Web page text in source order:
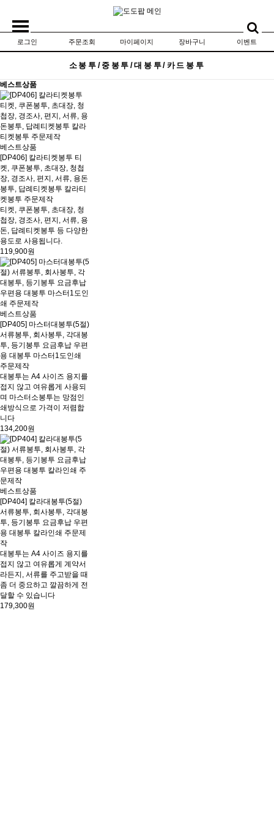
로그인 주문조회 마이페이지 장바구니 이벤트
소봉투/중봉투/대봉투/카드봉투
베스트상품
베스트상품
[DP406] 칼라티켓봉투 티
켓, 쿠폰봉투, 초대장, 청첩
장, 경조사, 편지, 서류, 용돈
봉투, 답례티켓봉투 칼라티
켓봉투 주문제작
티켓, 쿠폰봉투, 초대장, 청
첩장, 경조사, 편지, 서류, 용
돈, 답례티켓봉투 등 다양한
용도로 사용됩니다.
119,900원
베스트상품
[DP405] 마스터대봉투(5절)
서류봉투, 회사봉투, 각대봉
투, 등기봉투 요금후납 우편
용 대봉투 마스터1도인쇄
주문제작
대봉투는 A4 사이즈 용지를
접지 않고 여유롭게 사용되
며 마스터소봉투는 망점인
쇄방식으로 가격이 저렴합
니다
134,200원
베스트상품
[DP404] 칼라대봉투(5절)
서류봉투, 회사봉투, 각대봉
투, 등기봉투 요금후납 우편
용 대봉투 칼라인쇄 주문제
작
대봉투는 A4 사이즈 용지를
접지 않고 여유롭게 계약서
라든지, 서류를 주고받을 때
좀 더 중요하고 깔끔하게 전
달할 수 있습니다
179,300원